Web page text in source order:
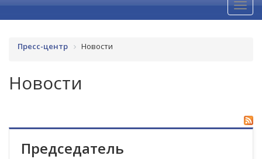
Пресс-центр Новости
Новости
Председатель